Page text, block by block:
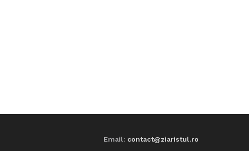
Email: contact@ziaristul.ro